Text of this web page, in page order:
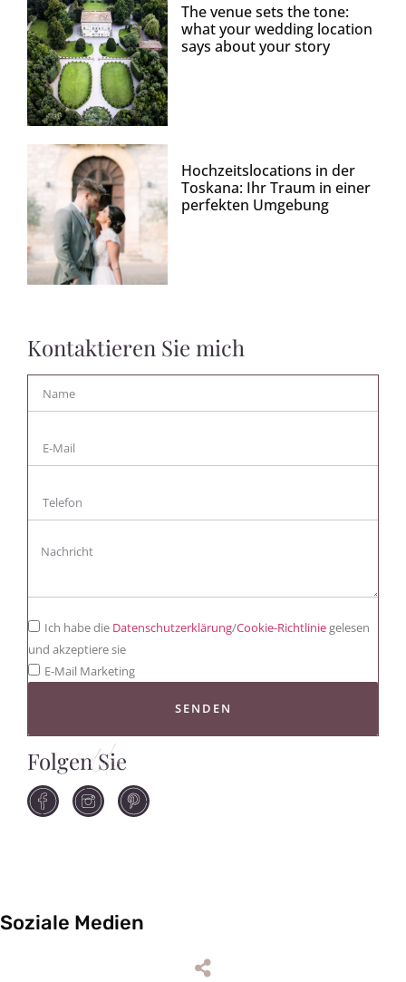
The venue sets the tone:
what your wedding location
says about your story
Hochzeitslocations in der
Toskana: Ihr Traum in einer
perfekten Umgebung
Kontaktieren Sie mich
Ich habe die Datenschutzerklärung/Cookie-Richtliniegelesen
und akzeptiere sie
E-Mail Marketing
SENDEN
Folgen Sie
Uns
Soziale Medien